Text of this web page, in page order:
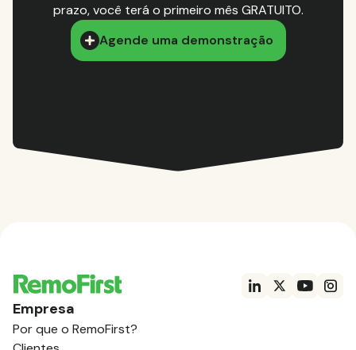
prazo, você terá o primeiro mês GRATUITO.
Agende uma demonstração
Empresa
Por que o RemoFirst?